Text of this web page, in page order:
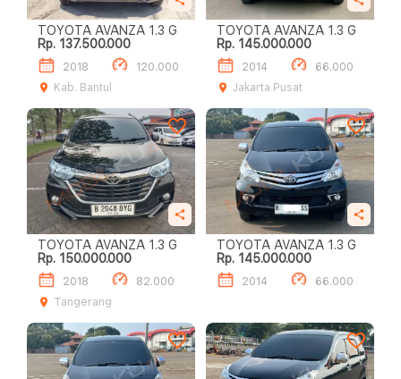
TOYOTA AVANZA 1.3 G
Rp. 137.500.000
2018
120.000
Kab. Bantul
TOYOTA AVANZA 1.3 G
Rp. 145.000.000
2014
66.000
Jakarta Pusat
TOYOTA AVANZA 1.3 G
Rp. 150.000.000
2018
82.000
Tangerang
TOYOTA AVANZA 1.3 G
Rp. 145.000.000
2014 66.000